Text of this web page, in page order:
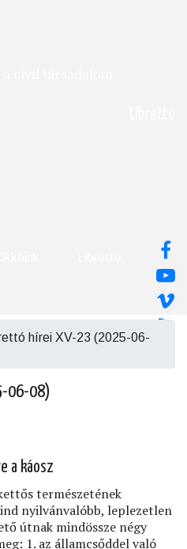
hírei XV-23 (2025-06-
06-08)
a káosz
természetének
nyilvánvalóbb, leplezetlen
útnak mindössze négy
1. az államcsőddel való